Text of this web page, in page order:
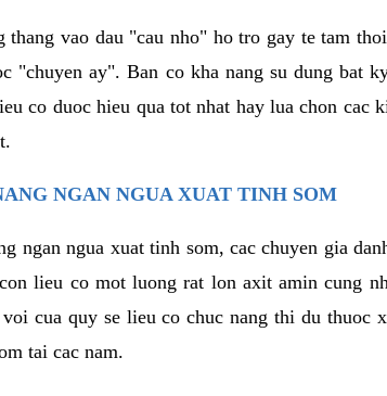
thang vao dau "cau nho" ho tro gay te tam
"chuyen ay". Ban co kha nang su dung bat
co duoc hieu qua tot nhat hay lua chon cac
NGAN NGUA XUAT TINH SOM
ngan ngua xuat tinh som, cac chuyen gia
lieu co mot luong rat lon axit amin cung
cua quy se lieu co chuc nang thi du thuoc
tai cac nam.